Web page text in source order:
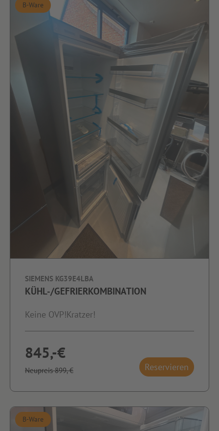
B-Ware
SIEMENS KG39E4LBA
KÜHL-/GEFRIERKOMBINATION
Keine OVP!Kratzer!
845,-€
Neupreis 899,-€ Reservieren
B-Ware